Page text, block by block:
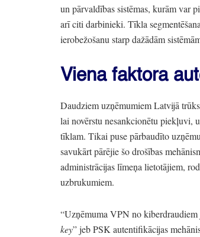
un pārvaldības sistēmas, kurām var
arī citi darbinieki. Tīkla
ierobežošanu starp dažādām
Viena faktora
Daudziem uzņēmumiem Latvijā
lai novērstu nesankcionētu piekļuvi,
tīklam. Tikai puse pārbaudīto
savukārt pārējie šo drošības
administrācijas līmeņa lietotājiem,
uzbrukumiem.
“Uzņēmuma VPN no
key”jeb PSK autentifikācijas